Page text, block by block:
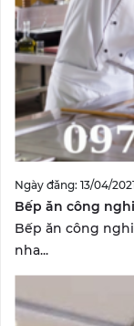
Ngày đăng: 13/04/
Bếp ăn công
Bếp ăn công
nha...